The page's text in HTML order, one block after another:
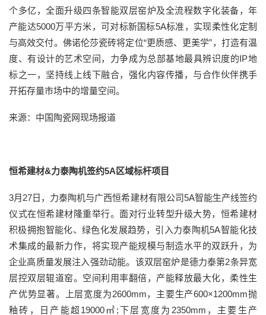
个多亿，全面升级四条智能双层窑炉及全流程数字化装备，年
产能达5000万平方米，可对标新国标5A标准，实现柔性化定制
与高效交付。佛诺伦莎瓷砖将定位“更质感、更美学”，打造有温
度、有设计的艺术空间，力争成为总部基地最具辨识度的IP地
标之一，坚持线上线下融合，强化内容传播，与合作伙伴携手
开拓存量市场中的增量空间。
来源：中国陶瓷网现场报道
恒希建材&力泰陶机签约5A区域标杆项目
3月27日，力泰陶机与广西恒希建材有限公司5A智能生产线签约
仪式在恒希建材隆重举行。面对行业转型升级大势，恒希建材
积极拥抱智能化、绿色化发展趋势，引入力泰陶机5A智能化技
术集成的最新力作，将实现产能规模与制造水平的双跃升，为
企业高质量发展注入强劲动能。该双层窑炉是德力泰第2条异宽
层控双层辊道窑。空间利用率翻倍，产能释放最大化，柔性生
产优势显著。上层宽度为2600mm，主要生产600×1200mm抛
釉砖，日产能超19000㎡;下层宽度为2350mm，主要生产